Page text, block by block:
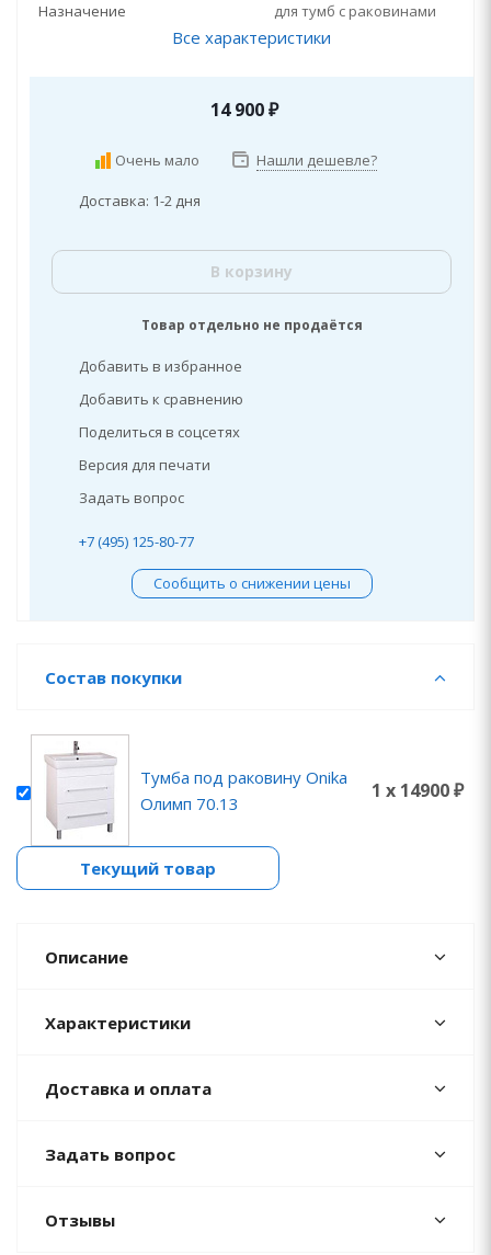
Назначение
для тумб с раковинами
Все характеристики
14 900₽
Очень мало Нашли дешевле?
Доставка: 1-2 дня
В корзину
Товар отдельно не продаётся
Добавить в избранное
Добавить к сравнению
Поделиться в соцсетях
Версия для печати
Задать вопрос
+7 (495) 125-80-77
Сообщить о снижении цены
Состав покупки
Тумба под раковину Onika
Олимп 70.13
1 x 14900 ₽
Текущий товар
Описание
Характеристики
Доставка и оплата
Задать вопрос
Отзывы